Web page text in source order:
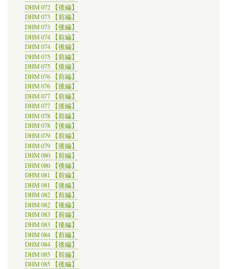
DHM 072 【後編】
DHM 073 【前編】
DHM 073 【後編】
DHM 074 【前編】
DHM 074 【後編】
DHM 075 【前編】
DHM 075 【後編】
DHM 076 【前編】
DHM 076 【後編】
DHM 077 【前編】
DHM 077 【後編】
DHM 078 【前編】
DHM 078 【後編】
DHM 079 【前編】
DHM 079 【後編】
DHM 080 【前編】
DHM 080 【後編】
DHM 081 【前編】
DHM 081 【後編】
DHM 082 【前編】
DHM 082 【後編】
DHM 083 【前編】
DHM 083 【後編】
DHM 084 【前編】
DHM 084 【後編】
DHM 085 【前編】
DHM 085 【後編】